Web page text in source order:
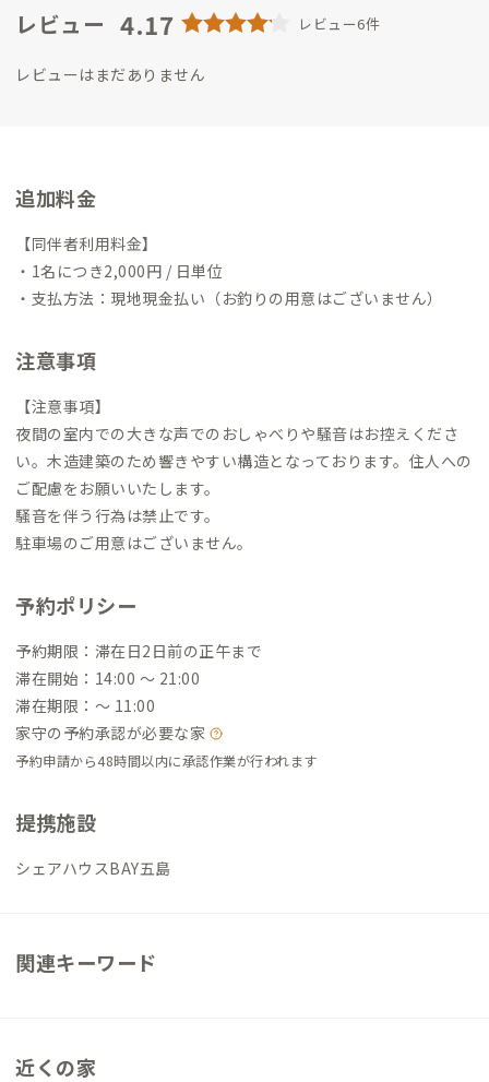
レビュー 4.17 レビュー6件
レビューはまだありません
追加料金
【同伴者利用料金】
・1名につき2,000円 / 日単位
・支払方法：現地現金払い（お釣りの用意はございません）
注意事項
【注意事項】
夜間の室内での大きな声でのおしゃべりや騒音はお控えくださ
い。木造建築のため響きやすい構造となっております。住人への
ご配慮をお願いいたします。
騒音を伴う行為は禁止です。
駐車場のご用意はございません。
予約ポリシー
予約期限：滞在日2日前の正午まで
滞在開始：14:00 〜 21:00
滞在期限：〜 11:00
家守の予約承認が必要な家
予約申請から48時間以内に承認作業が行われます
提携施設
シェアハウスBAY五島
関連キーワード
近くの家